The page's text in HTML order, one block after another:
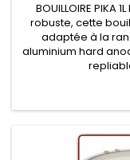
BOUILLOIRE PIKA
robuste, cette
adaptée à la
aluminium hard